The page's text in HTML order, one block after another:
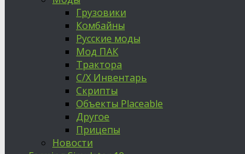
Грузовики
Комбайны
Русские моды
Мод ПАК
Трактора
С/Х Инвентарь
Скрипты
Объекты Placeable
Другое
Прицепы
Новости